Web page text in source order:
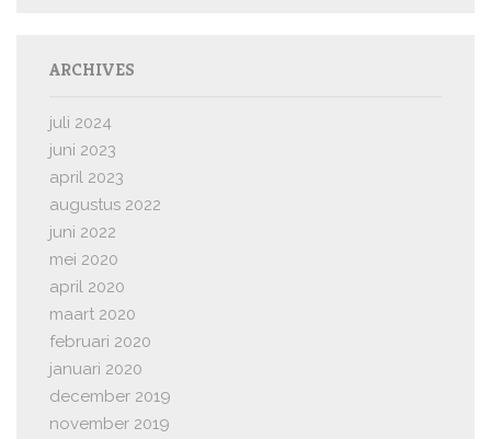
ARCHIVES
juli 2024
juni 2023
april 2023
augustus 2022
juni 2022
mei 2020
april 2020
maart 2020
februari 2020
januari 2020
december 2019
november 2019